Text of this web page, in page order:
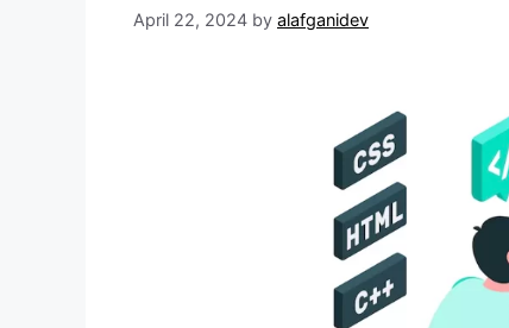
April 22, 2024 by alafganidev